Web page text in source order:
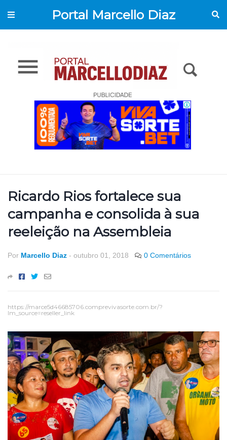
Portal Marcello Diaz
Ricardo Rios fortalece sua
campanha e consolida à sua
reeleição na Assembleia
Por Marcello Diaz - outubro 01, 2018 0 Comentários
https://marce5d46685706.comprevivasorte.com.br/?
lm_source=reseller_link